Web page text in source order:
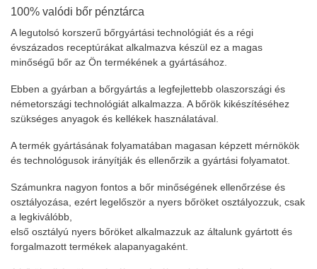
100% valódi bőr pénztárca
A legutolsó korszerű bőrgyártási technológiát és a régi
évszázados receptúrákat alkalmazva készül ez a magas
minőségű bőr az Ön termékének a gyártásához.
Ebben a gyárban a bőrgyártás a legfejlettebb olaszországi és
németországi technológiát alkalmazza. A bőrök kikészítéséhez
szükséges anyagok és kellékek használatával.
A termék gyártásának folyamatában magasan képzett mérnökök
és technológusok irányítják és ellenőrzik a gyártási folyamatot.
Számunkra nagyon fontos a bőr minőségének ellenőrzése és
osztályozása, ezért legelőször a nyers bőröket osztályozzuk, csak
a legkiválóbb,
első osztályú nyers bőröket alkalmazzuk az általunk gyártott és
forgalmazott termékek alapanyagaként.